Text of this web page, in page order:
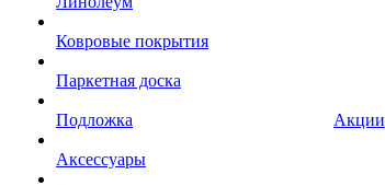
Ковровые покрытия
Паркетная доска
Подложка
Аксессуары
Акции